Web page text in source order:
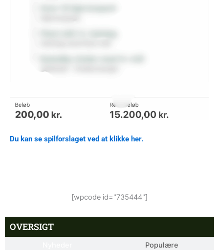
Du kan se spilforslaget ved at klikke her.
[wpcode id="735444"]
OVERSIGT
Populære